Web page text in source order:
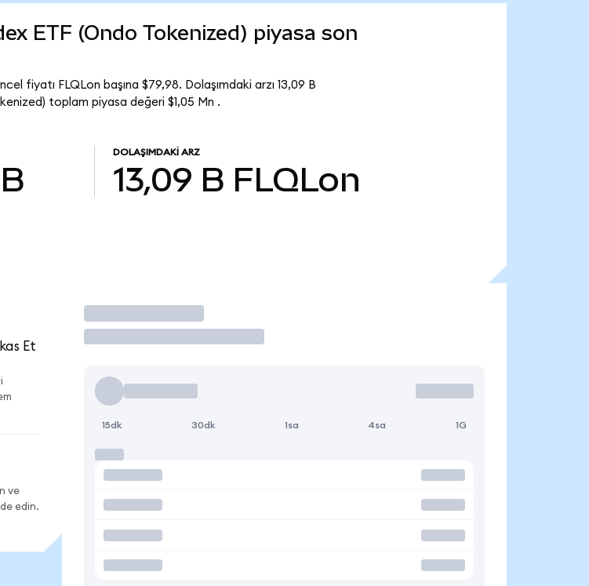
ETF (Ondo Tokenized) piyasa son
fiyatı FLQLon başına $79,98. Dolaşımdaki arzı 13,09 B
toplam piyasa değeri $1,05 Mn .
DOLAŞIMDAKI ARZ
13,09 B FLQLon
Et
ve
edin.
İşlem Yap
15dk 30dk 1sa 4sa 1G